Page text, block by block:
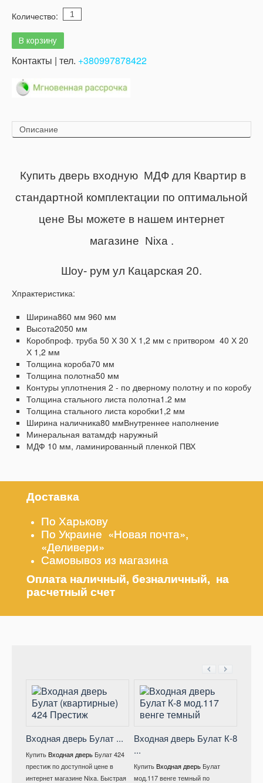
Количество:
Контакты | тел. +380997878422
Описание
Купить дверь входную МДФ для Квартир в
стандартной комплектации по оптимальной
цене Вы можете в нашем интернет
магазине Nixa .
Шоу- рум ул Кацарская 20.
Хпрактеристика:
Ширина860 мм 960 мм
Высота2050 мм
Коробпроф. труба 50 Х 30 Х 1,2 мм с притвором 40 Х 20
Х 1,2 мм
Толщина короба70 мм
Толщина полотна50 мм
Контуры уплотнения 2 - по дверному полотну и по коробу
Толщина стального листа полотна1.2 мм
Толщина стального листа коробки1,2 мм
Ширина наличника80 ммВнутреннее наполнение
Минеральная ватамдф наружный
МДФ 10 мм, ламинированный пленкой ПВХ
Доставка
По Харькову
По Украине «Новая почта»,
«Деливери»
Самовывоз из магазина
Оплата наличный, безналичный, на
расчетный счет
Входная дверь Булат ...
Купить Входная дверьБулат 424
престиж по доступной цене в
интернет магазине Nixa. Быстрая
Входная дверь Булат К-8
...
Купить Входная дверьБулат
мод.117 венге темный по